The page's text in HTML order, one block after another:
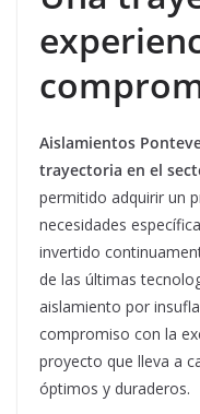
Aislamientos
trayectoria en el
permitido adquirir un
necesidades
invertido
de las últimas
aislamiento por
compromiso con la
proyecto que lleva a
óptimos y duraderos.